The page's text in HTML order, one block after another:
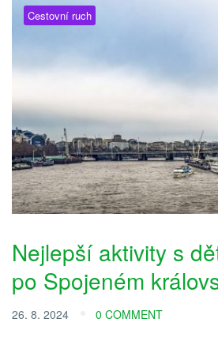
Cestovní ruch
Nejlepší aktivity s
po Spojeném
26. 8. 2024 0 COMMENT